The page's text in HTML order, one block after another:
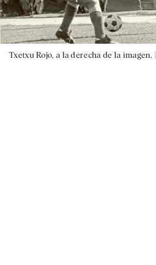
Txetxu Rojo, a la derecha de la imagen. |